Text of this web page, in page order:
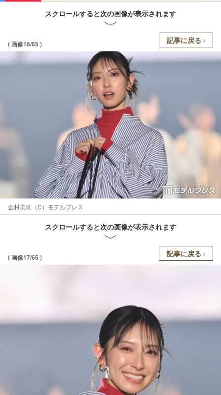
スクロールすると次の画像が表示されます
( 画像16/65 ) 記事に戻る
金村美玖（C）モデルプレス
スクロールすると次の画像が表示されます
( 画像17/65 ) 記事に戻る